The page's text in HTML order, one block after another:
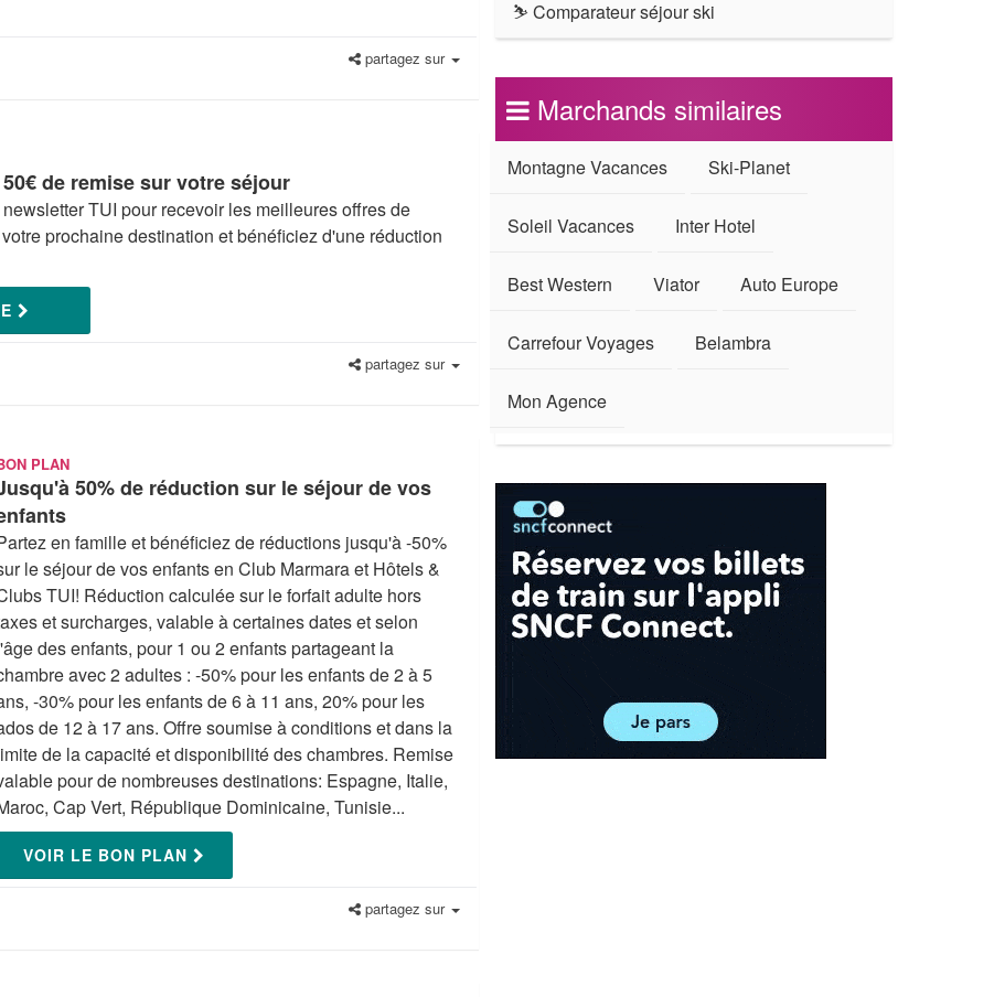
partagez sur
de remise sur votre séjour
TUI pour recevoir les meilleures offres de
prochaine destination et bénéficiez d'une réduction
partagez sur
PLAN
50% de réduction sur le séjour de vos
en famille et bénéficiez de réductions jusqu'à -50%
le séjour de vos enfants en Club Marmara et Hôtels &
TUI! Réduction calculée sur le forfait adulte hors
et surcharges, valable à certaines dates et selon
des enfants, pour 1 ou 2 enfants partageant la
avec 2 adultes : -50% pour les enfants de 2 à 5
-30% pour les enfants de 6 à 11 ans, 20% pour les
de 12 à 17 ans. Offre soumise à conditions et dans la
de la capacité et disponibilité des chambres. Remise
pour de nombreuses destinations: Espagne, Italie,
Cap Vert, République Dominicaine, Tunisie...
VOIR LE BON PLAN
partagez sur
⛷ Comparateur séjour ski
Marchands similaires
Montagne Vacances Ski-Planet
Soleil Vacances Inter Hotel
Best Western Viator Auto Europe
Carrefour Voyages Belambra
Mon Agence